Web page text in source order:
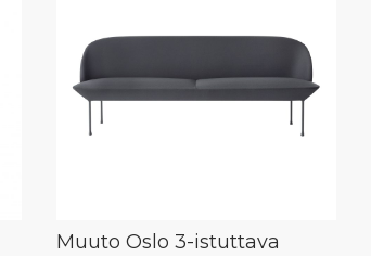
Muuto Oslo 3-istuttava